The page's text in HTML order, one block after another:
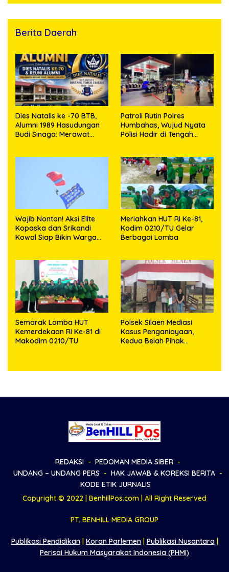
Berita Daerah
Dies Natalis ke -70 BTB,
Alumni 1989 Hasudungan
Budi Sinaga: Merawat
Patroli Rutin Polres
Humbahas, Wujud Nyata
Polisi Hadir di Tengah
Wajib Nonton! Aksi Elite
Kopaska dan Srikandi
Kowal Siap Bikin Warga
Meriahkan HUT RI Ke-81,
Kodim 0210/TU Gelar
Berbagai Lomba
Semarak Lomba HUT
Kemerdekaan RI Ke-81 di
Makodim 0210/TU
Polsek Silaen Mediasi
Kasus Penganiayaan,
Kedua Belah Pihak
REDAKSI
PEDOMAN MEDIA SIBER
UNDANG – UNDANG PERS
HAK JAWAB & KOREKSI BERITA
KODE ETIK JURNALIS
Copyright © 2022 | BenhillPos.com | All Right Reserved
PT. BENHILL MEDIA GROUP
Publikasi Pendidikan| Koran Parlemen| Publikasi Nusantara|
Perisai Hukum Masyarakat Indonesia (PHMI)